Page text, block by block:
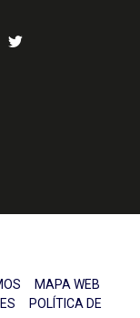
MAPA WEB
POLÍTICA DE